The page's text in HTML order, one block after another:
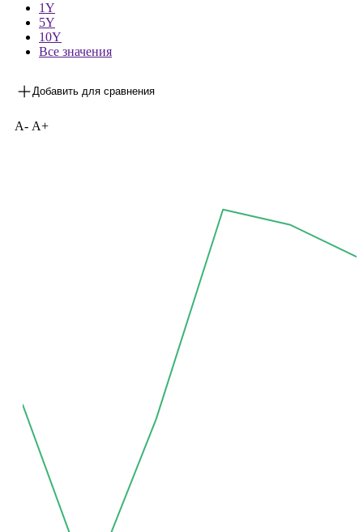
1Y
5Y
10Y
Все значения
Добавить для сравнения